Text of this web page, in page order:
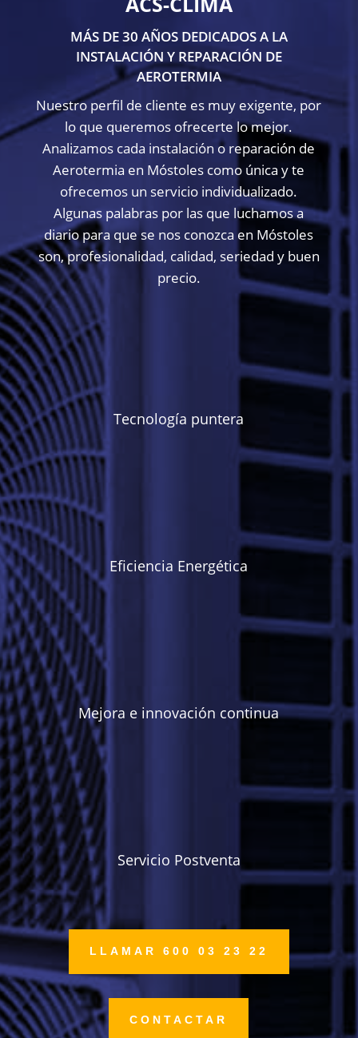
MÁS DE 30 AÑOS DEDICADOS A LA
INSTALACIÓN Y REPARACIÓN DE
AEROTERMIA
Nuestro perfil de cliente es muy exigente, por
lo que queremos ofrecerte lo mejor.
Analizamos cada instalación o reparación de
Aerotermia en Móstoles como única y te
ofrecemos un servicio individualizado.
Algunas palabras por las que luchamos a
diario para que se nos conozca en Móstoles
son, profesionalidad, calidad, seriedad y buen
precio.
Tecnología puntera
Eficiencia Energética
Mejora e innovación continua
Servicio Postventa
LLAMAR 600 03 23 22
CONTACTAR